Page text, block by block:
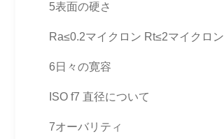
5表面の硬さ
Ra≤0.2マイクロン Rt≤2マイクロン
6日々の寛容
ISO f7 直径について
7オーバリティ